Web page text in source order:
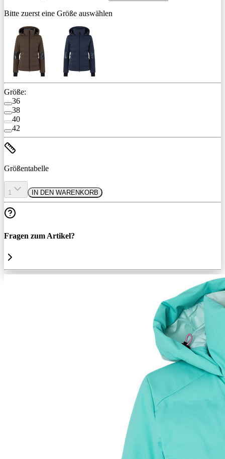
Bitte zuerst eine Größe auswählen
Größe:
36
38
40
42
Größentabelle
1 IN DEN WARENKORB
Fragen zum Artikel?